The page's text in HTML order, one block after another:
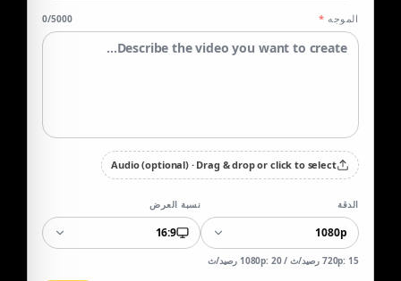
الموجه *
0/5000
Audio (optional)· Drag & drop or click to select
الدقة
1080p
نسبة العرض
16:9
720p: 15 رصيد/ث /1080p: 20 رصيد/ث